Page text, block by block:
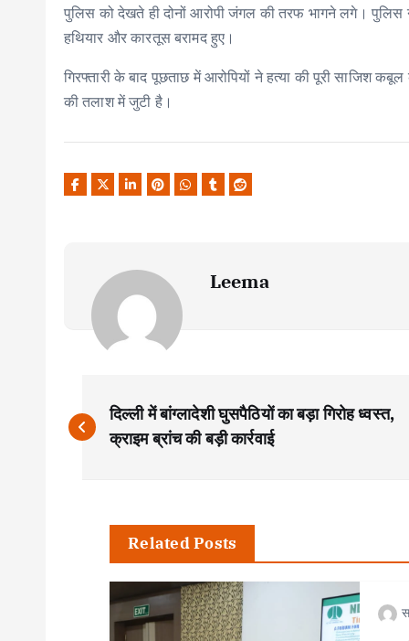
पुलिस को देखते ही दोनों आरोपी जंगल की तरफ भागने लगे। पुलिस
हथियार और कारतूस बरामद हुए।
गिरफ्तारी के बाद पूछताछ में आरोपियों ने हत्या की पूरी साजिश
की तलाश में जुटी है।
Leema
P
o
दिल्ली में बांग्लादेशी घुसपैठियों का बड़ा गिरोह ध्वस्त,
क्राइम ब्रांच की बड़ी कार्रवाई
Related Posts